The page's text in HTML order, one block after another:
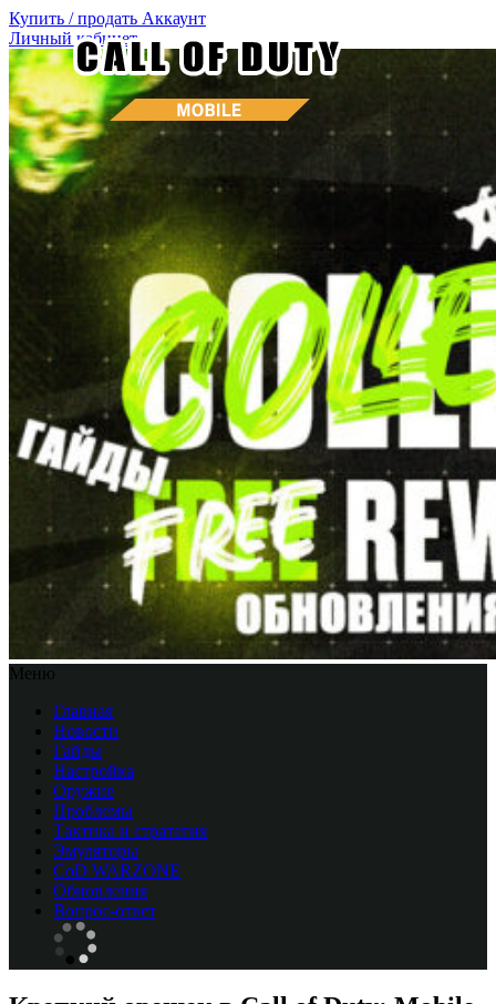
Купить / продать Аккаунт
Личный кабинет
Меню
Главная
Новости
Гайды
Настройка
Оружие
Проблемы
Тактика и стратегия
Эмуляторы
CоD WARZONE
Обновления
Вопрос-ответ